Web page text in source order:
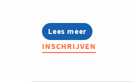
Lees meer
about
Finance
Top
INSCHRIJVEN